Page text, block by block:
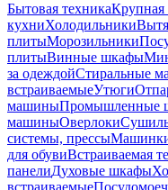
Бытовая техникаКрупная
кухниХолодильники
плитыМорозильники
плитыВинные шкафы
за одеждойСтиральные
встраиваемыеУтюги
машиныПромышленные
машиныОверлоки
системы, прессыМашинки
для обувиВстраиваемая
панелиДуховые шкафы
встраиваемые